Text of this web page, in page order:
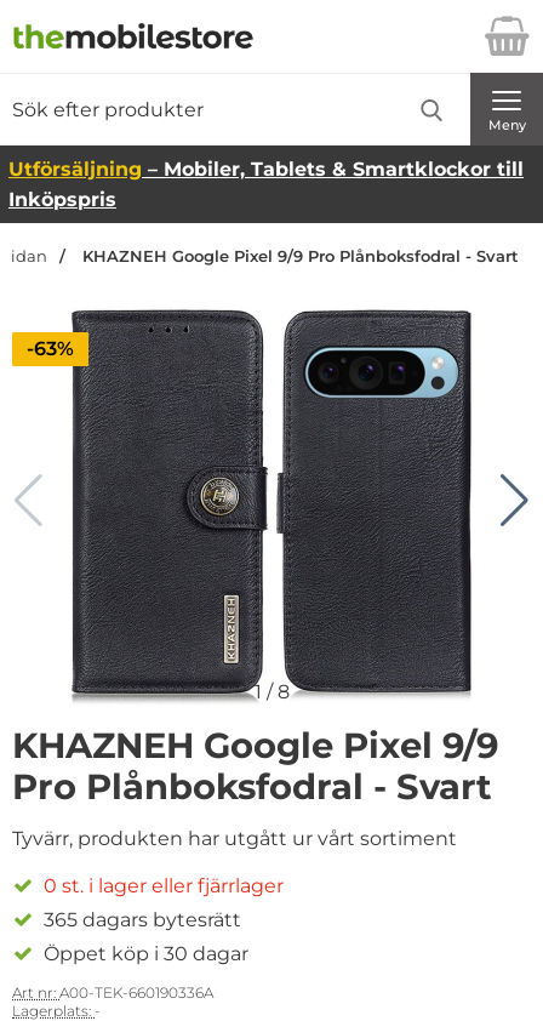
Startsidan för Danira Telecom AB
Meny
Utförsäljning – Mobiler, Tablets & Smartklockor till
Inköpspris
KHAZNEH Google Pixel 9/9 Pro Plånboksfodral - Svart
Priset är nedsatt med
-63%
1 /8
KHAZNEH Google Pixel 9/9
Pro Plånboksfodral - Svart
Tyvärr, produkten har utgått ur vårt sortiment
0 st. i lager eller fjärrlager
365 dagars bytesrätt
Öppet köp i 30 dagar
Art nr: A00-TEK-660190336A
Lagerplats: -